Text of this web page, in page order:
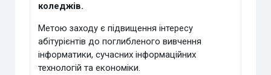
коледжів.
Метою заходу є підвищення інтересу
абітурієнтів до поглибленоговивчення
інформатики, сучасних інформаційних
технологій та економіки.